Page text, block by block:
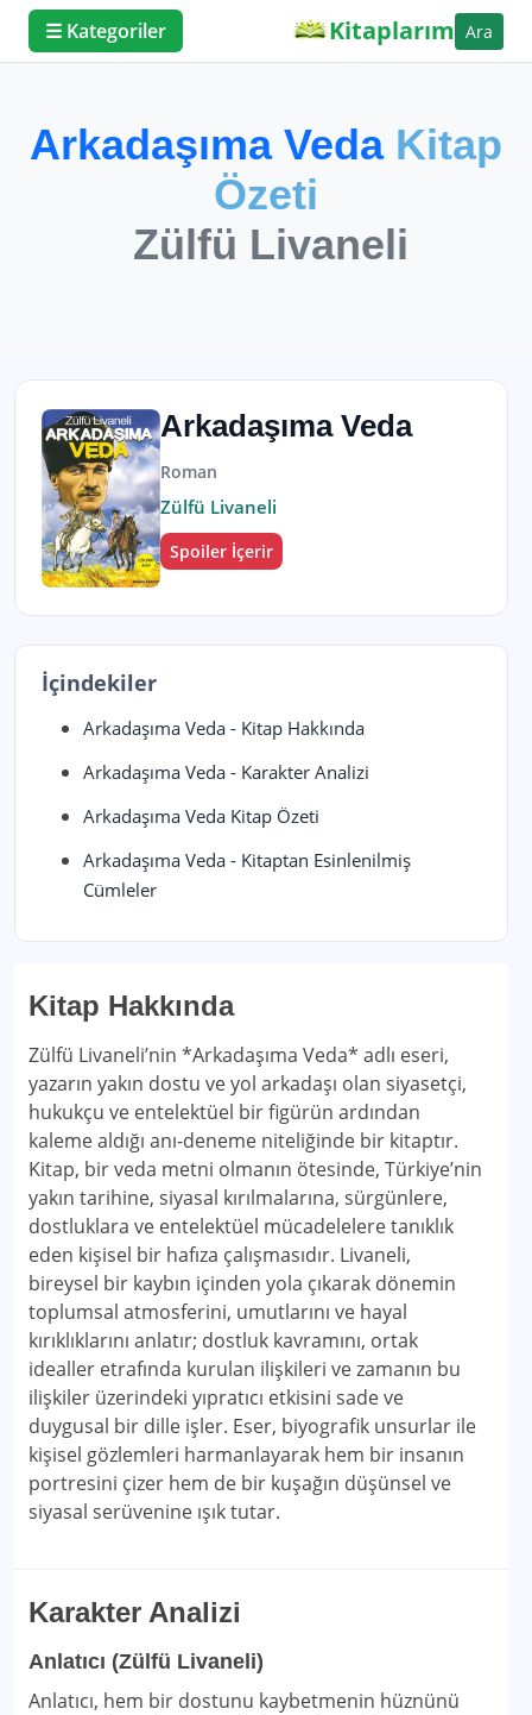
☰ Kategoriler Kitaplarım Ara
Arkadaşıma Veda Kitap
Özeti
Zülfü Livaneli
Arkadaşıma Veda
Roman
Zülfü Livaneli
Spoiler İçerir
İçindekiler
Arkadaşıma Veda - Kitap Hakkında
Arkadaşıma Veda - Karakter Analizi
Arkadaşıma Veda Kitap Özeti
Arkadaşıma Veda - Kitaptan Esinlenilmiş
Cümleler
Kitap Hakkında
Zülfü Livaneli’nin *Arkadaşıma Veda* adlı eseri,
yazarın yakın dostu ve yol arkadaşı olan siyasetçi,
hukukçu ve entelektüel bir figürün ardından
kaleme aldığı anı-deneme niteliğinde bir kitaptır.
Kitap, bir veda metni olmanın ötesinde, Türkiye’nin
yakın tarihine, siyasal kırılmalarına, sürgünlere,
dostluklara ve entelektüel mücadelelere tanıklık
eden kişisel bir hafıza çalışmasıdır. Livaneli,
bireysel bir kaybın içinden yola çıkarak dönemin
toplumsal atmosferini, umutlarını ve hayal
kırıklıklarını anlatır; dostluk kavramını, ortak
idealler etrafında kurulan ilişkileri ve zamanın bu
ilişkiler üzerindeki yıpratıcı etkisini sade ve
duygusal bir dille işler. Eser, biyografik unsurlar ile
kişisel gözlemleri harmanlayarak hem bir insanın
portresini çizer hem de bir kuşağın düşünsel ve
siyasal serüvenine ışık tutar.
Karakter Analizi
Anlatıcı (Zülfü Livaneli)
Anlatıcı, hem bir dostunu kaybetmenin hüznünü